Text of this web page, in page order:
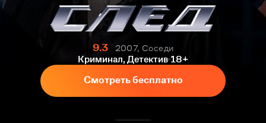
9.3
2007, Соседи
Криминал, Детектив 18+
Смотреть бесплатно